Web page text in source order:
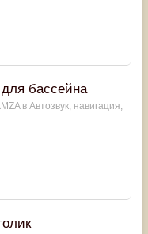
бассейна
в Автозвук, навигация,